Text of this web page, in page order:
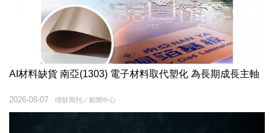
AI材料缺貨 南亞(1303) 電子材料取代塑化 為長期成長主軸
理財周刊／新聞中心
2026-08-07